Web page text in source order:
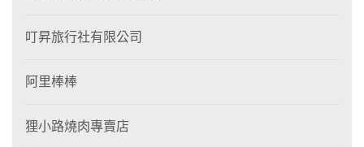
叮昇旅行社有限公司
阿里棒棒
狸⼩路燒肉專賣店